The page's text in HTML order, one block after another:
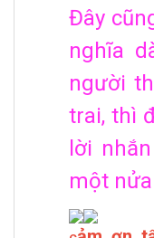
Đây
nghĩa
người
trai, thì
lời
một